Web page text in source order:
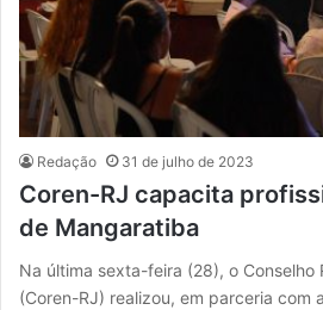
Redação 31 de julho de 2023
Coren-RJ capacita
de Mangaratiba
Na última sexta-feira (28), o Conselho
(Coren-RJ) realizou, em parceria com